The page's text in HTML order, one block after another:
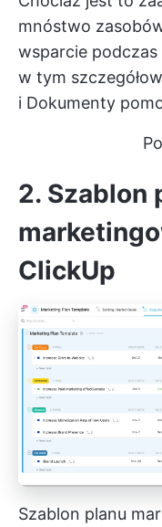
mnóstwo
wsparcie
w tym
i Dokumenty
2. Szablon
ClickUp
Szablon planu